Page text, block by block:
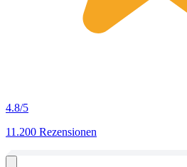
4.8/5
11.200 Rezensionen